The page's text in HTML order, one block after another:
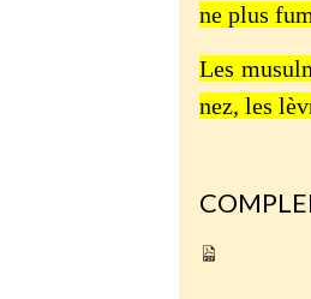
ne plus
Les
nez, les